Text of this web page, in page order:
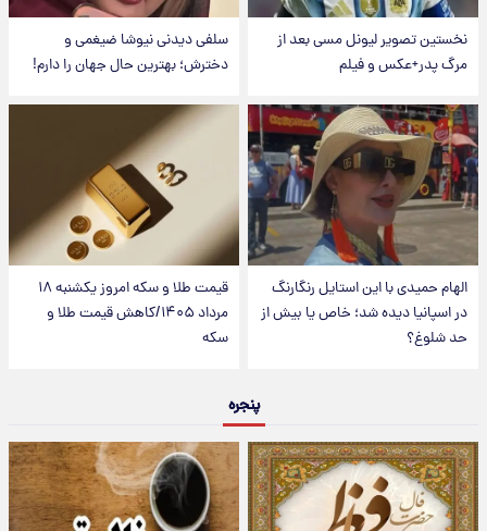
نخستین تصویر لیونل مسی بعد از
مرگ پدر+عکس و فیلم
سلفی دیدنی نیوشا ضیغمی و
دخترش؛ بهترین حال جهان را دارم!
الهام حمیدی با این استایل رنگارنگ
در اسپانیا دیده شد؛ خاص یا بیش از
حد شلوغ؟
قیمت طلا و سکه امروز یکشنبه ۱۸
مرداد ۱۴۰۵/کاهش قیمت طلا و
سکه
پنجره